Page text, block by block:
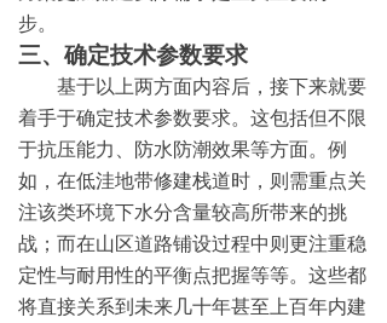
步。
三、确定技术参数要求
基于以上两方面内容后，接下来就要
着手于确定技术参数要求。这包括但不限
于抗压能力、防水防潮效果等方面。例
如，在低洼地带修建栈道时，则需重点关
注该类环境下水分含量较高所带来的挑
战；而在山区道路铺设过程中则更注重稳
定性与耐用性的平衡点把握等等。这些都
将直接关系到未来几十年甚至上百年内建